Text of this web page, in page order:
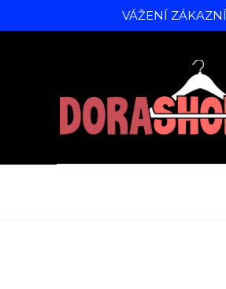
VÁŽENÍ